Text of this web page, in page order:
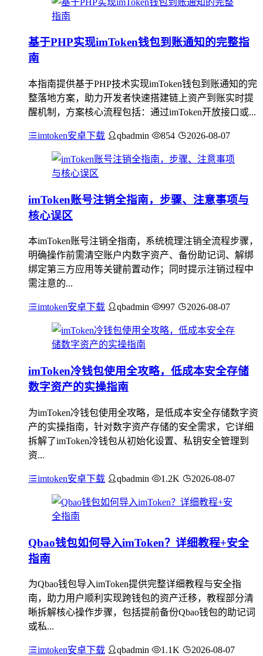
基于PHP实现imToken钱包到账通知的完整指
南
本指南提供基于PHP技术实现imToken钱包到账通知的完
整落地方案，助力开发者快速搭建链上资产到账实时提
醒机制，方案核心流程包括：通过imToken开放接口或...
imtoken安卓下载 qbadmin 854 2026-08-07
imToken账号注销全指南，步骤、注意事项与
核心误区
本imToken账号注销全指南，系统梳理注销全流程步骤，
明确操作前需清空账户内数字资产、备份助记词、解绑
绑定第三方应用等关键前置动作；同时提示注销过程中
需注意的...
imtoken安卓下载 qbadmin 997 2026-08-07
imToken冷钱包使用全攻略，低成本安全存储
数字资产的实操指南
为imToken冷钱包使用全攻略，是低成本安全存储数字资
产的实操指南，针对数字资产存储的安全需求，它详细
拆解了imToken冷钱包从初始化设置、私钥安全管理到
资...
imtoken安卓下载 qbadmin 1.2K 2026-08-07
Qbao钱包如何导入imToken？详细教程+安全
指南
为Qbao钱包导入imToken提供完整详细教程与安全指
南，助力用户顺利实现跨钱包的资产迁移，教程部分清
晰拆解核心操作步骤，包括提前备份Qbao钱包的助记词
或私...
imtoken安卓下载 qbadmin 1.1K 2026-08-07